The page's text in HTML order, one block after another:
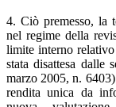
4. Ciò premesso, la
nel regime della
limite interno
stata disattesa dalle
marzo 2005, n.
rendita unica da